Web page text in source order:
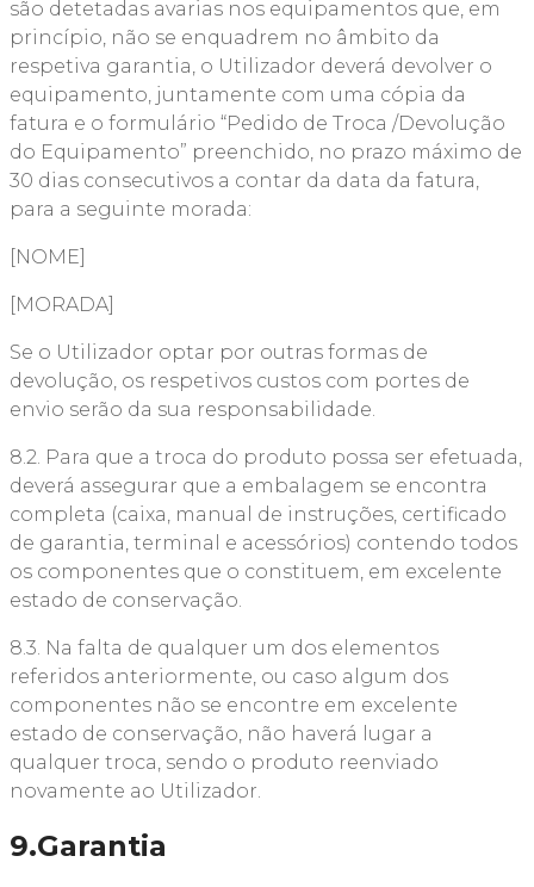
são detetadas avarias nos equipamentos que, em
princípio, não se enquadrem no âmbito da
respetiva garantia, o Utilizador deverá devolver o
equipamento, juntamente com uma cópia da
fatura e o formulário “Pedido de Troca /Devolução
do Equipamento” preenchido, no prazo máximo de
30 dias consecutivos a contar da data da fatura,
para a seguinte morada:
[NOME]
[MORADA]
Se o Utilizador optar por outras formas de
devolução, os respetivos custos com portes de
envio serão da sua responsabilidade.
8.2. Para que a troca do produto possa ser efetuada,
deverá assegurar que a embalagem se encontra
completa (caixa, manual de instruções, certificado
de garantia, terminal e acessórios) contendo todos
os componentes que o constituem, em excelente
estado de conservação.
8.3. Na falta de qualquer um dos elementos
referidos anteriormente, ou caso algum dos
componentes não se encontre em excelente
estado de conservação, não haverá lugar a
qualquer troca, sendo o produto reenviado
novamente ao Utilizador.
9.Garantia